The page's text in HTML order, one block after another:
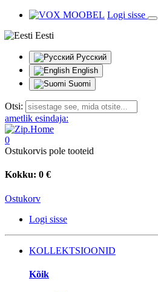
Logi sisse
Eesti
Русский
English
Suomi
Otsi:
ametlik esindaja:
0
Ostukorvis pole tooteid
Kokku: 0 €
Ostukorv
Logi sisse
KOLLEKTSIOONID
Kõik